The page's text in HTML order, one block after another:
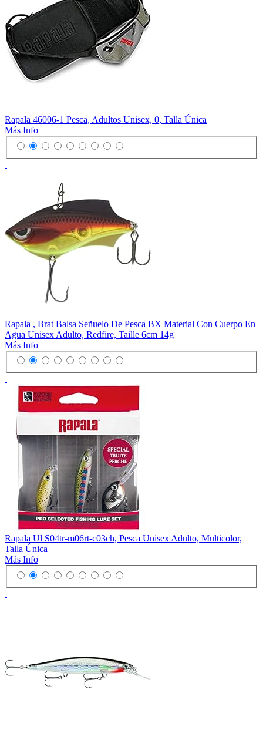
Rapala 46006-1 Pesca, Adultos Unisex, 0, Talla Única
Más Info
Rapala , Brat Balsa Señuelo De Pesca BX Material Con Cuerpo En
Agua Unisex Adulto, Redfire, Taille 6cm 14g
Más Info
Rapala Ul S04tr-m06rt-c03ch, Pesca Unisex Adulto, Multicolor,
Talla Única
Más Info